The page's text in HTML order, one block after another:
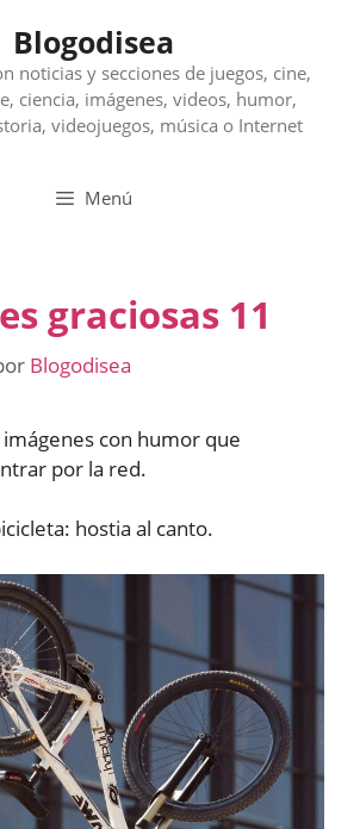
Blogodisea
noticias y secciones de juegos, cine,
ciencia, imágenes, videos, humor,
videojuegos, música o Internet
Menú
graciosas 11
Blogodisea
con humor que
por la red.
hostia al canto.